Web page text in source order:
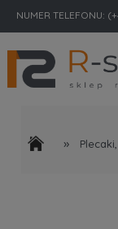
NUMER TELEFONU:
»